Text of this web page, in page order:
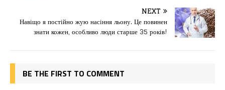
o
o
o
n
ис
я
NEXT
Навіщо я постійно жую насіння льону. Це повинен
знати кожен, особливо люди старше 35 років!
BE THE FIRST TO COMMENT